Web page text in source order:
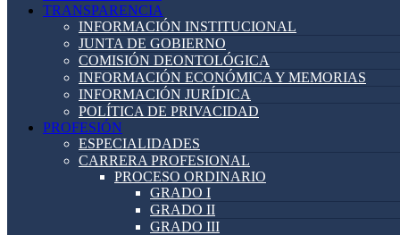
TRANSPARENCIA
INFORMACIÓN INSTITUCIONAL
JUNTA DE GOBIERNO
COMISIÓN DEONTOLÓGICA
INFORMACIÓN ECONÓMICA Y MEMORIAS
INFORMACIÓN JURÍDICA
POLÍTICA DE PRIVACIDAD
PROFESIÓN
ESPECIALIDADES
CARRERA PROFESIONAL
PROCESO ORDINARIO
GRADO I
GRADO II
GRADO III